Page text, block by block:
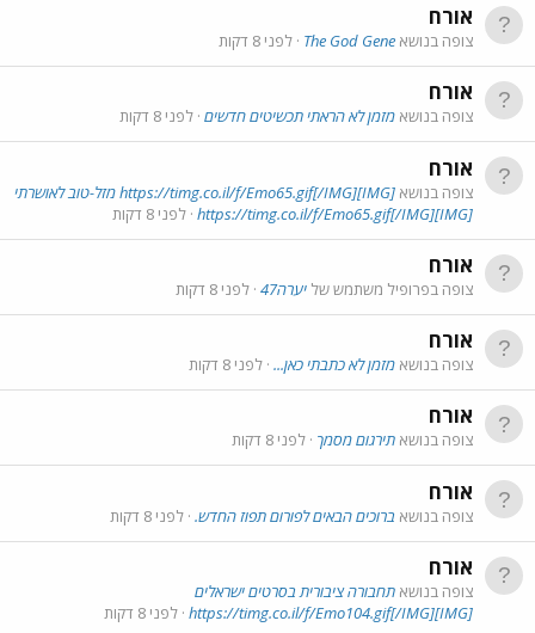
אורח
צופה בנושא The God Gene לפני 8 דקות
אורח
צופה בנושא מזמן לא הראתי תכשיטים חדשים לפני 8 דקות
אורח
צופה בנושא
[IMG]https://timg.co.il/f/Emo65.gif[/IMG] מזל-טוב לאושרתי
[IMG]https://timg.co.il/f/Emo65.gif[/IMG]
לפני 8 דקות
אורח
צופה בפרופיל משתמש של יערה47 לפני 8 דקות
אורח
צופה בנושא מזמן לא כתבתי כאן... לפני 8 דקות
אורח
צופה בנושא תירגום מסמך לפני 8 דקות
אורח
צופה בנושא ברוכים הבאים לפורום תפוז החדש. לפני 8 דקות
אורח
צופה בנושא תחבורה ציבורית בסרטים ישראלים
[IMG]https://timg.co.il/f/Emo104.gif[/IMG]
לפני 8 דקות